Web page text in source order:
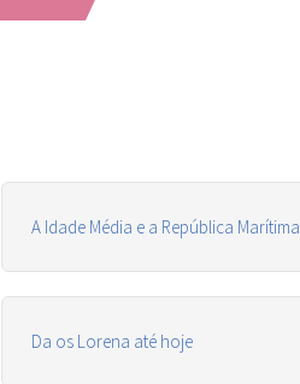
A Idade Média e a República Marítima
Da os Lorena até hoje